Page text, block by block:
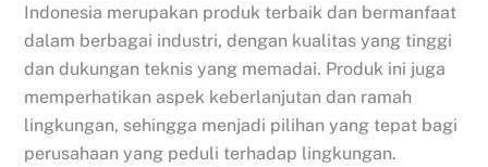
Indonesia merupakan produk terbaik dan bermanfaat
dalam berbagai industri, dengan kualitas yang tinggi
dan dukungan teknis yang memadai. Produk ini juga
memperhatikan aspek keberlanjutan dan ramah
lingkungan, sehingga menjadi pilihan yang tepat bagi
perusahaan yang peduli terhadap lingkungan.